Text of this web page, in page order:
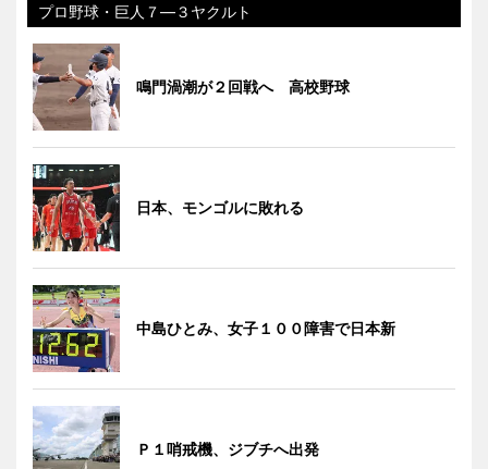
プロ野球・巨人７―３ヤクルト
鳴門渦潮が２回戦へ 高校野球
日本、モンゴルに敗れる
中島ひとみ、女子１００障害で日本新
Ｐ１哨戒機、ジブチへ出発